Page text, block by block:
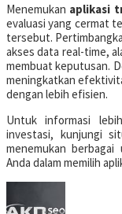
Menemukan aplikasi
evaluasi yang cermat
tersebut.
akses data real-time,
membuat keputusan.
meningkatkan
dengan lebih efisien.
Untuk informasi
investasi, kunjungi
menemukan
Anda dalam memilih